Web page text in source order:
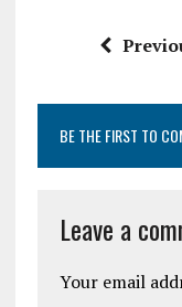
BE THE FIRST TO
Leave a
Your email